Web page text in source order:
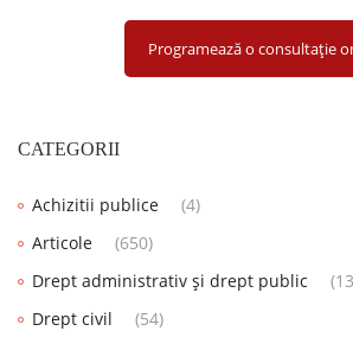
Programează o consultație
CATEGORII
Achizitii publice
(4)
Articole
(650)
Drept administrativ și drept public
Drept civil
(54)